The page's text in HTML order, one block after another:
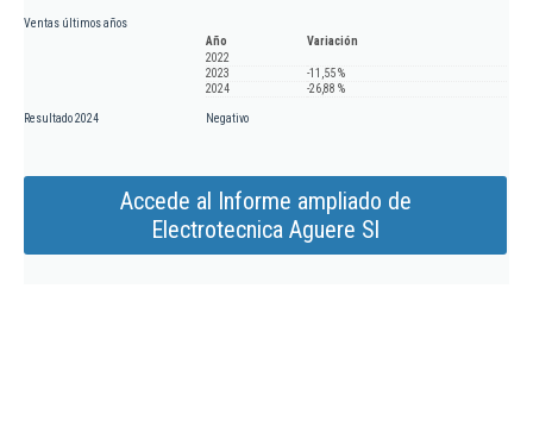
Ventas últimos años
Año
Variación
2022
2023
-11,55 %
2024
-26,88 %
Resultado 2024 Negativo
Accede al Informe ampliado de
Electrotecnica Aguere Sl